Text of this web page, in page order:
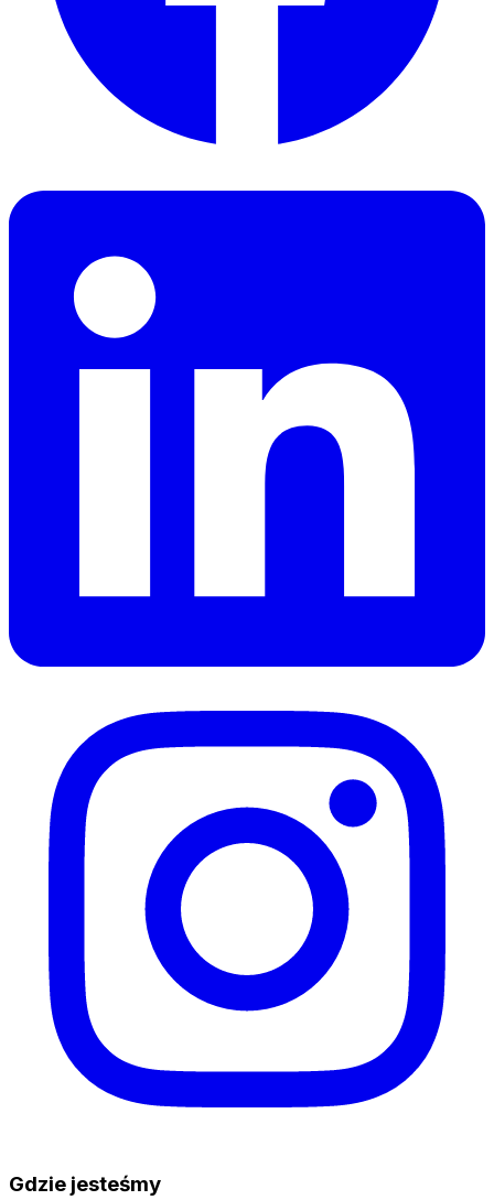
Gdzie jesteśmy